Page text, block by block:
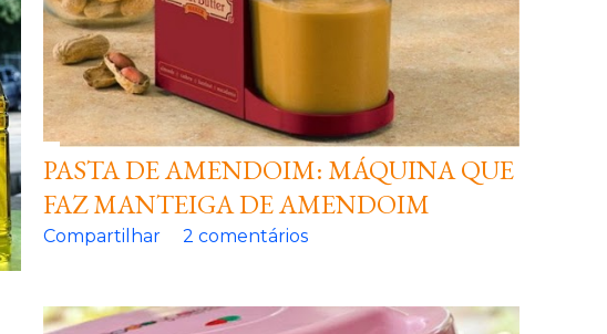
PASTA DE AMENDOIM: MÁQUINA QUE
FAZ MANTEIGA DE AMENDOIM
Compartilhar 2 comentários